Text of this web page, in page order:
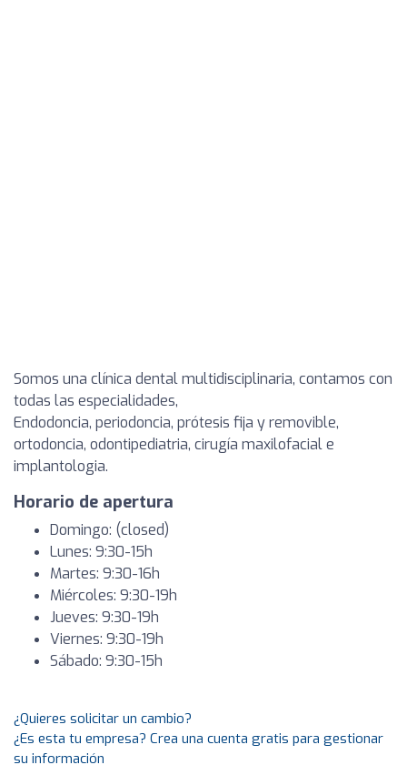
Somos una clínica dental multidisciplinaria, contamos con
todas las especialidades,
Endodoncia, periodoncia, prótesis fija y removible,
ortodoncia, odontipediatria, cirugía maxilofacial e
implantologia.
Horario de apertura
Domingo: (closed)
Lunes: 9:30-15h
Martes: 9:30-16h
Miércoles: 9:30-19h
Jueves: 9:30-19h
Viernes: 9:30-19h
Sábado: 9:30-15h
¿Quieres solicitar un cambio?
¿Es esta tu empresa? Crea una cuenta gratis para gestionar
su información